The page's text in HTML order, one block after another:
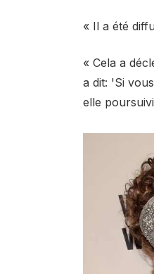
« Il a été
« Cela a
a dit: 'Si
elle